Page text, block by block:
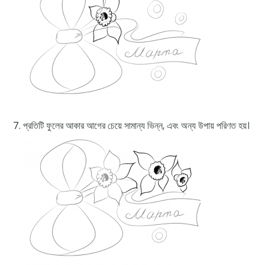
প্রতিটি ফুলের আকার আগের চেয়ে সামান্য ভিন্ন, এবং অন্য উপায় পরিণত হয়।